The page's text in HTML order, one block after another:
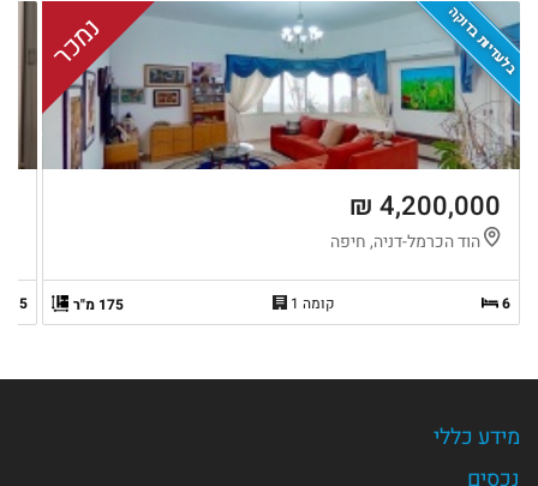
בלעדיות בדוקה נמכר
4,200,000 ₪
הוד הכרמל-דניה, חיפה
6 קומה 1 175 מ"ר 6.5
מידע כללי
נכסים